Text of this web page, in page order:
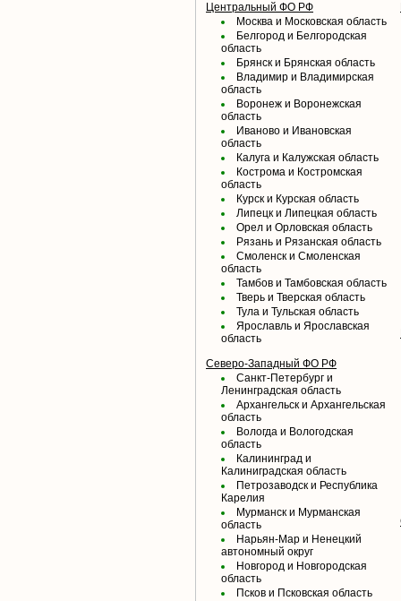
Центральный ФО РФ
Москва и Московская область
Белгород и Белгородская
область
Брянск и Брянская область
Владимир и Владимирская
область
Воронеж и Воронежская
область
Иваново и Ивановская
область
Калуга и Калужская область
Кострома и Костромская
область
Курск и Курская область
Липецк и Липецкая область
Орел и Орловская область
Рязань и Рязанская область
Смоленск и Смоленская
область
Тамбов и Тамбовская область
Тверь и Тверская область
Тула и Тульская область
Ярославль и Ярославская
область
Северо-Западный ФО РФ
Санкт-Петербург и
Ленинградская область
Архангельск и Архангельская
область
Вологда и Вологодская
область
Калининград и
Калиниградская область
Петрозаводск и Республика
Карелия
Мурманск и Мурманская
область
Нарьян-Мар и Ненецкий
автономный округ
Новгород и Новгородская
область
Псков и Псковская область